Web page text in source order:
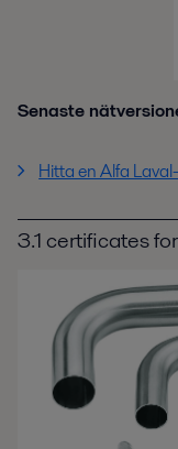
Senaste
Hitta en Alfa
3.1 certificates